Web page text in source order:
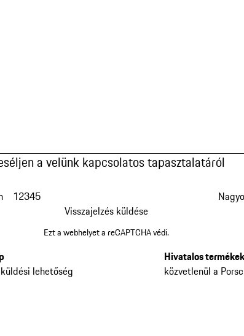
a velünk kapcsolatos tapasztalatáról
12345
Visszajelzés küldése
Ezt a webhelyet a reCAPTCHA védi.
lehetőség
Hivatalos termékek
közvetlenül a